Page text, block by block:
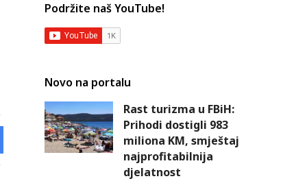
Podržite naš YouTube!
Novo na portalu
Rast turizma u FBiH:
Prihodi dostigli 983
miliona KM, smještaj
najprofitabilnija
djelatnost